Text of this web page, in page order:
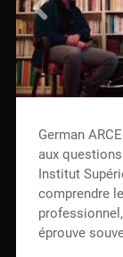
German
aux
Institut
comprendre
éprouve